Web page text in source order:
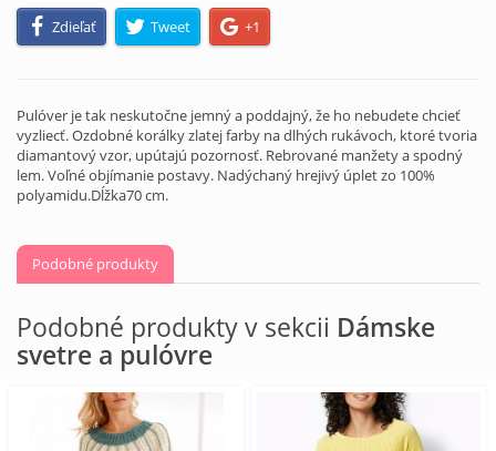
Zdieľať Tweet +1
Pulóver je tak neskutočne jemný a poddajný, že ho nebudete chcieť
vyzliecť. Ozdobné korálky zlatej farby na dlhých rukávoch, ktoré tvoria
diamantový vzor, ​​upútajú pozornosť. Rebrované manžety a spodný
lem. Voľné objímanie postavy. Nadýchaný hrejivý úplet zo 100%
polyamidu.Dĺžka70 cm.
Podobné produkty
Podobné produkty v sekcii Dámske
svetre a pulóvre